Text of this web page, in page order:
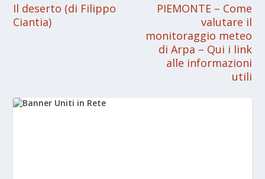
Il deserto (di Filippo
Ciantia)
PIEMONTE – Come
valutare il
monitoraggio meteo
di Arpa – Qui i link
alle informazioni
utili